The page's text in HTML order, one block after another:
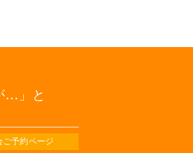
… と
ご予約ページ